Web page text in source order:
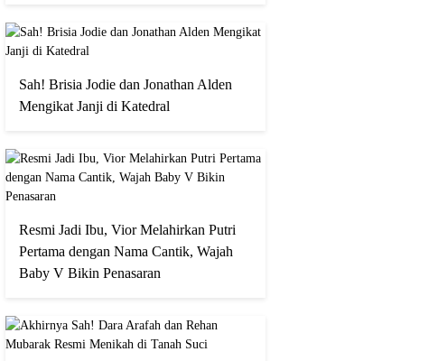
Sah! Brisia Jodie dan Jonathan Alden
Mengikat Janji di Katedral
Resmi Jadi Ibu, Vior Melahirkan Putri
Pertama dengan Nama Cantik, Wajah
Baby V Bikin Penasaran